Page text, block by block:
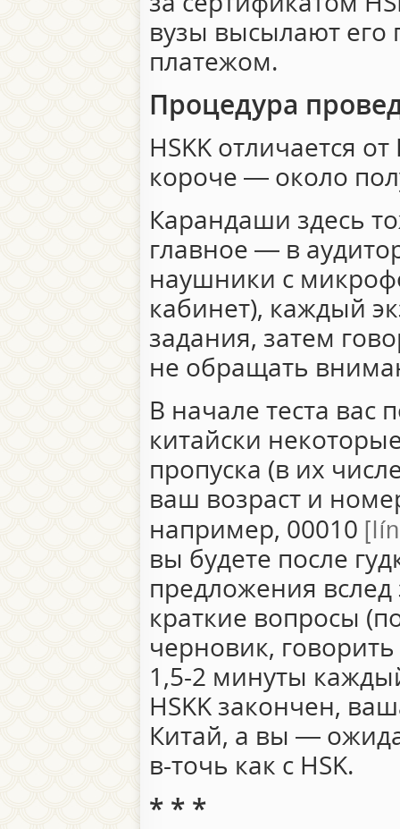
вузы высылают
платежом.
Процедура
HSKK отличается
короче — около
Карандаши здесь
главное — в
наушники с
кабинет), каждый
задания, затем
не обращать
В начале теста вас
китайски
пропуска (в их
ваш возраст и
например, 00010
вы будете после
предложения вслед
краткие вопросы
черновик,
1,5-2 минуты
HSKK закончен,
Китай, а вы —
в-точь как с HSK.
* * *